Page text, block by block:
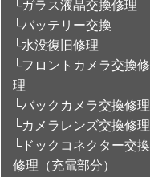
└ガラス液晶交換修理
└バッテリー交換
└水没復旧修理
└フロントカメラ交換修
理
└バックカメラ交換修理
└カメラレンズ交換修理
└ドックコネクター交換
修理（充電部分）